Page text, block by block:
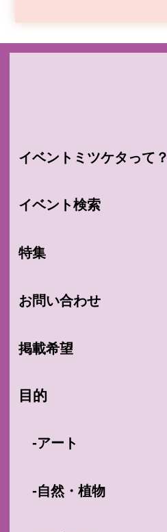
イベントミツケタって？
イベント検索
特集
お問い合わせ
掲載希望
目的
-アート
-自然・植物